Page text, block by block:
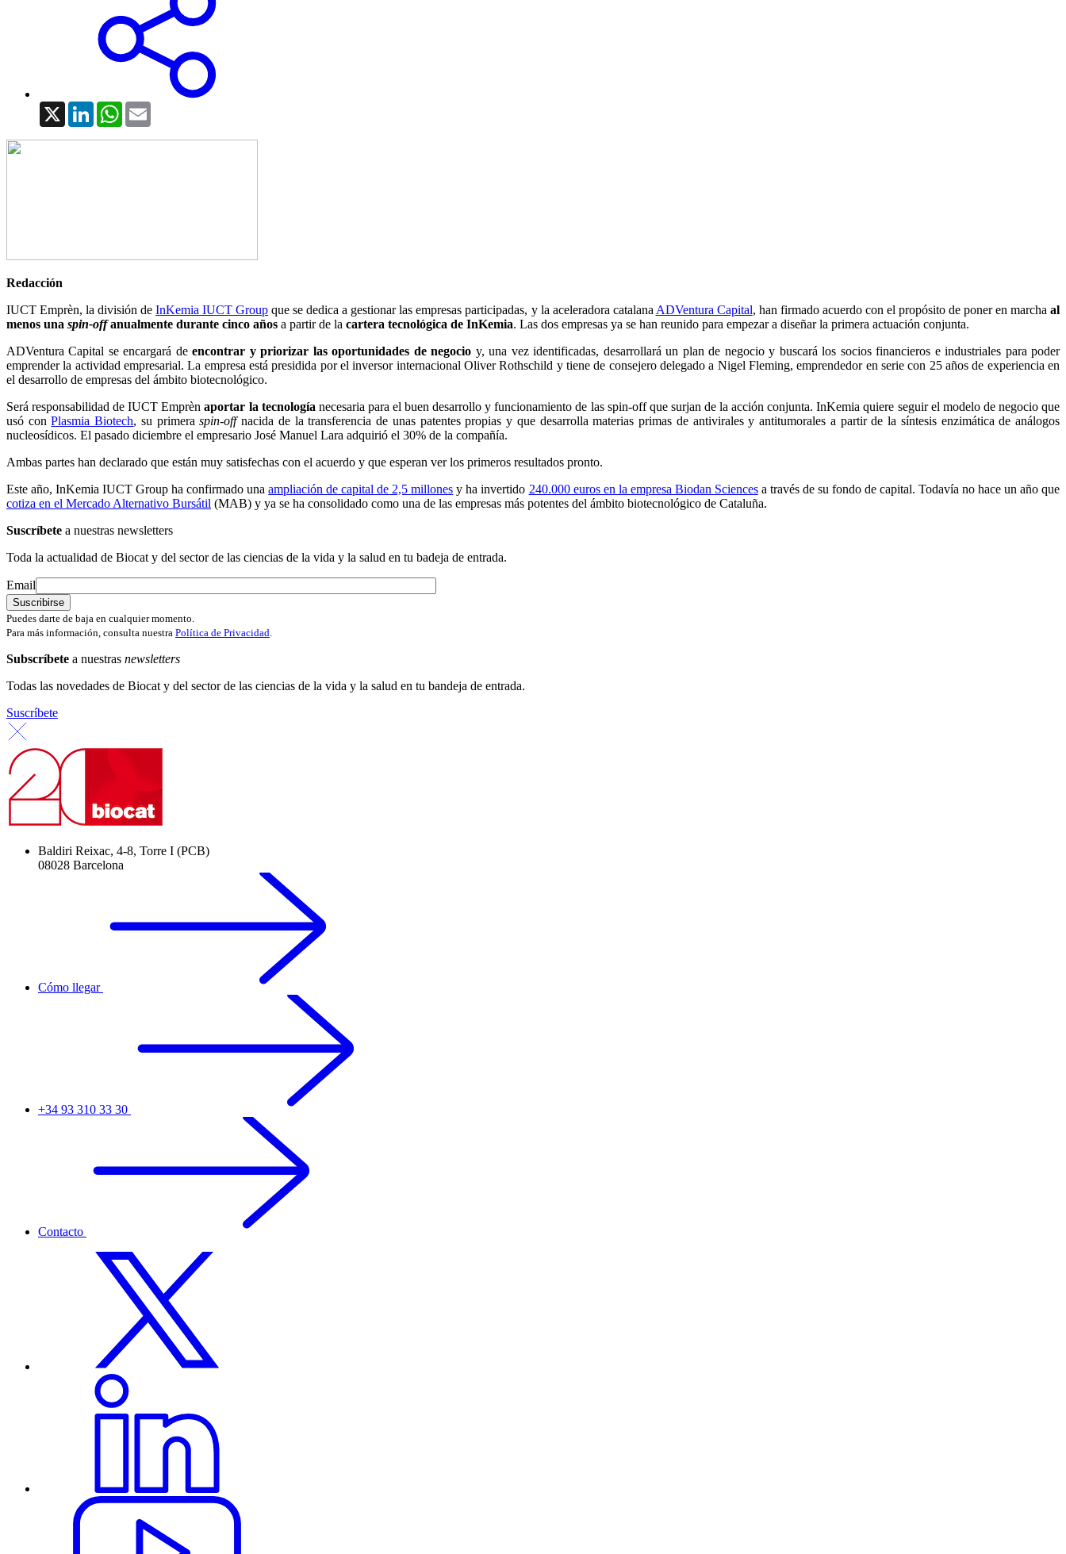
X LinkedInWhatsApp
Redacción
IUCT Emprèn, la división deInKemia IUCT Group que se dedica a gestionar las empresas participadas, y la aceleradora catalanaADVentura Capital, han firmado acuerdo con el propósito de poner en marcha al
menos una spin-offanualmente durante cinco años a partir de la cartera tecnológica de InKemia. Las dos empresas ya se han reunido para empezar a diseñar la primera actuación conjunta.
ADVentura Capital se encargará deencontrar y priorizar las oportunidades de negocio y, una vez identificadas, desarrollará un plan de negocio y buscará los socios financieros e industriales para poder
emprender la actividad empresarial. La empresa está presidida por el inversor internacional Oliver Rothschild y tiene de consejero delegado a Nigel Fleming, emprendedor en serie con 25 años de experiencia en
el desarrollo de empresas del ámbito biotecnológico.
Será responsabilidad de IUCT Emprènaportar la tecnologíanecesaria para el buen desarrollo y funcionamiento de las spin-off que surjan de la acción conjunta. InKemia quiere seguir el modelo de negocio que
usó conPlasmia Biotech, su primeraspin-offnacida de la transferencia de unas patentes propias y que desarrolla materias primas de antivirales y antitumorales a partir de la síntesis enzimática de análogos
nucleosídicos. El pasado diciembre el empresario José Manuel Lara adquirió el 30% de la compañía.
Ambas partes han declarado que están muy satisfechas con el acuerdo y que esperan ver los primeros resultados pronto.
Este año, InKemia IUCT Group ha confirmado unaampliación de capital de 2,5 millones y ha invertido 240.000 euros en la empresa Biodan Sciencesa través de su fondo de capital. Todavía no hace un año que
cotiza en el Mercado Alternativo Bursátil (MAB) y ya se ha consolidado como una de las empresas más potentes del ámbito biotecnológico de Cataluña.
Suscríbete a nuestras newsletters
Toda la actualidad de Biocat y del sector de las ciencias de la vida y la salud en tu badeja de entrada.
Email
Puedes darte de baja en cualquier momento.
Para más información, consulta nuestra Política de Privacidad.
Subscríbete a nuestras newsletters
Todas las novedades de Biocat y del sector de las ciencias de la vida y la salud en tu bandeja de entrada.
Suscríbete
Baldiri Reixac, 4-8, Torre I (PCB)
08028 Barcelona
Cómo llegar
+34 93 310 33 30
Contacto